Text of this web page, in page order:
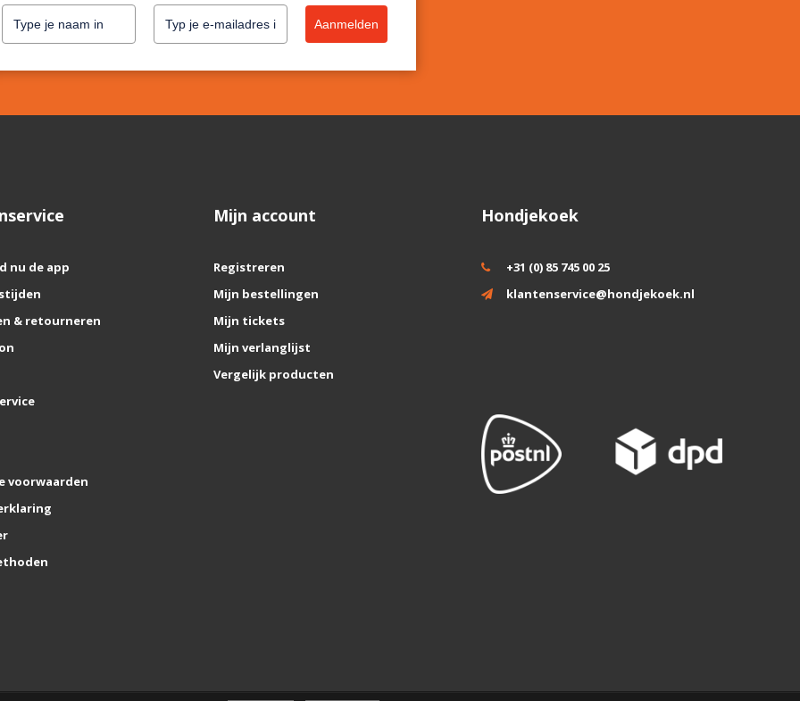
Aanmelden
nu de app
& retourneren
voorwaarden
Mijn account
Registreren
Mijn bestellingen
Mijn tickets
Mijn verlanglijst
Vergelijk producten
Hondjekoek
+31 (0) 85 745 00 25
klantenservice@hondjekoek.nl